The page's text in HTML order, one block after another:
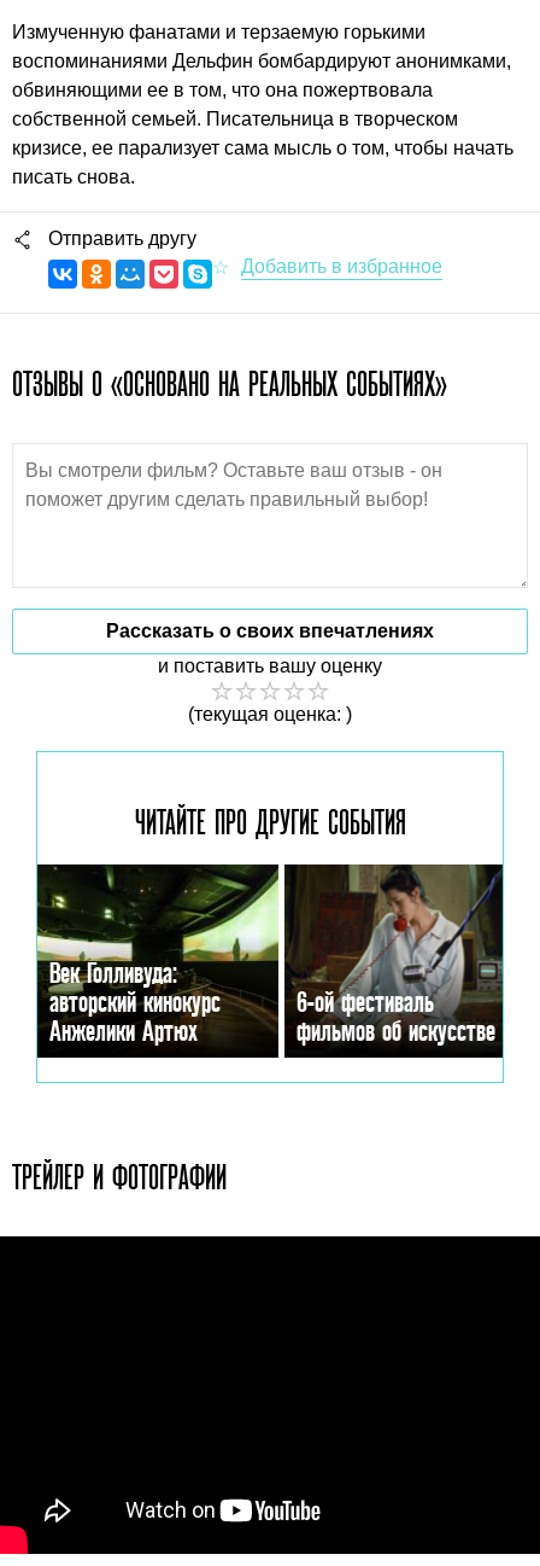
Измученную фанатами и терзаемую горькими
воспоминаниями Дельфин бомбардируют анонимками,
обвиняющими ее в том, что она пожертвовала
собственной семьей. Писательница в творческом
кризисе, ее парализует сама мысль о том, чтобы начать
писать снова.
Отправить другу
ОТЗЫВЫ О «ОСНОВАНО НА РЕАЛЬНЫХ СОБЫТИЯХ»
Рассказать о своих впечатлениях
и поставить вашу оценку
(текущая оценка: )
ЧИТАЙТЕ ПРО ДРУГИЕ СОБЫТИЯ
Век Голливуда:
авторский кинокурс
Анжелики Артюх
6-ой фестиваль
фильмов об искусстве
ТРЕЙЛЕР И ФОТОГРАФИИ